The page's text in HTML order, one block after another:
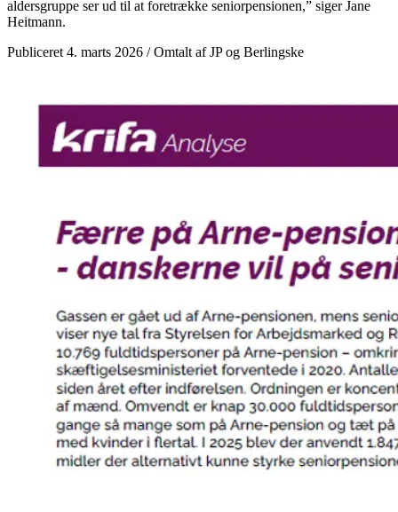
aldersgruppe ser ud til at foretrække seniorpensionen,” siger Jane
Heitmann.
Publiceret 4. marts 2026 / Omtalt af JP og Berlingske